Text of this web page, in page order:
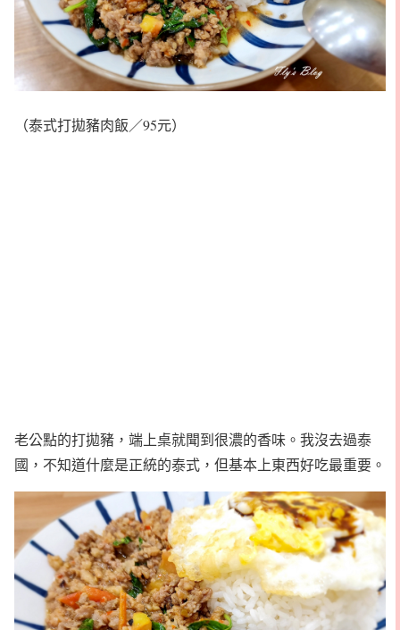
（泰式打拋豬肉飯／95元）
老公點的打拋豬，端上桌就聞到很濃的香味。我沒去過泰
國，不知道什麼是正統的泰式，但基本上東西好吃最重要。